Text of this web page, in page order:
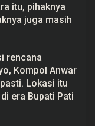
itu, pihaknya
juga masih
rencana
Kompol Anwar
Lokasi itu
era Bupati Pati